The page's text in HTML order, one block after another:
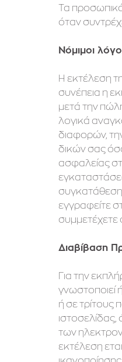
Τα
όταν
Νόμιμοι
Η εκτέλεση
συνέπεια η
μετά την
λογικά
διαφορών,
δικών σας
ασφαλείας
συγκατάθεση
εγγραφείτε
συμμετέχετε
Διαβίβαση
Για την
γνωστοποιεί
ή σε τρίτους
ιστοσελίδας,
των
εκτέλεση